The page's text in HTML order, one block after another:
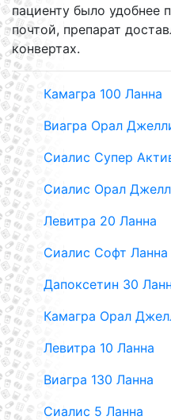
пациенту было удобнее
почтой, препарат
конвертах.
Камагра 100 Ланна
Виагра Орал
Сиалис Супер
Сиалис Орал
Левитра 20 Ланна
Сиалис Софт Ланна
Дапоксетин 30
Камагра Орал
Левитра 10 Ланна
Виагра 130 Ланна
Сиалис 5 Ланна